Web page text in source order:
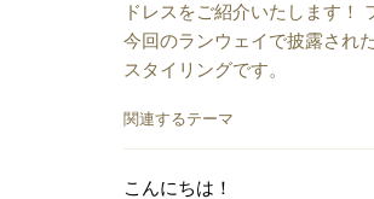
ドレスをご紹介いたします！
今回のランウェイで披露され
スタイリングです。
関連するテーマ
こんにちは！